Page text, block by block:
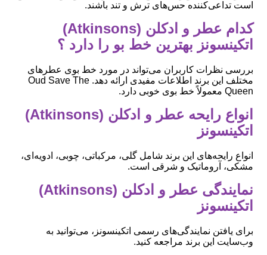
است تداعی‌کننده حس‌های ترش و تند باشند.
کدام عطر و ادکلن (Atkinsons)
اتکینسونز بهترین خط بو را دارد ؟
بررسی نظرات کاربران می‌تواند در مورد خط بوی عطرهای
مختلف این برند اطلاعات مفیدی ارائه دهد. Oud Save The
Queen معمولاً خط بوی خوبی دارد.
انواع رایحه عطر و ادکلن (Atkinsons)
اتکینسونز
انواع رایحه‌های این برند شامل گلی، مرکباتی، چوبی، ادویه‌ای،
مشکی، آروماتیک و شرقی است.
نمایندگی عطر و ادکلن (Atkinsons)
اتکینسونز
برای یافتن نمایندگی‌های رسمی اتکینسونز، می‌توانید به
وب‌سایت این برند مراجعه کنید.